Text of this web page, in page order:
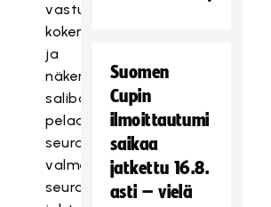
vastuuhenkilöiden
kokemuksia
ja
näkemyksiä
salibandyn
pelaamisesta
seurassa,
valmennuksesta,
seuran
Suomen
Cupin
ilmoittautumi
saikaa
jatkettu 16.8.
asti – vielä